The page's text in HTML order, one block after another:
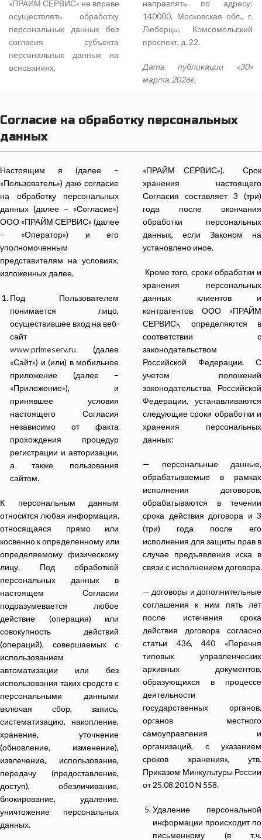
«ПРАЙМ СЕРВИС» не вправе
осуществлять обработку
персональных данных без
согласия субъекта
персональных данных на
основаниях,
направлять по адресу:
140000, Московская обл., г.
Люберцы, Комсомольский
проспект, д. 22.
Дата публикации «30»
марта 2026г.
Согласие на обработку персональных
данных
Настоящим я (далее –
«Пользователь») даю согласие
на обработку персональных
данных (далее – «Согласие»)
ООО «ПРАЙМ СЕРВИС» (далее
– «Оператор») и его
уполномоченным
представителям на условиях,
изложенных далее.
Под Пользователем
понимается лицо,
осуществившее вход на веб-
сайт
www.primeserv.ru (далее
«Сайт») и (или) в мобильное
приложение (далее –
«Приложение»), и
принявшее условия
настоящего Согласия
независимо от факта
прохождения процедур
регистрации и авторизации,
а также пользования
сайтом.
К персональным данным
относится любая информация,
относящаяся прямо или
косвенно к определенному или
определяемому физическому
лицу. Под обработкой
персональных данных в
настоящем Согласии
подразумевается любое
действие (операция) или
совокупность действий
(операций), совершаемых с
использованием
автоматизации или без
использования таких средств с
персональными данными
включая сбор, запись,
систематизацию, накопление,
хранение, уточнение
(обновление, изменение),
извлечение, использование,
передачу (предоставление,
доступ), обезличивание,
блокирование, удаление,
уничтожение персональных
данных.
«ПРАЙМ СЕРВИС»). Срок
хранения настоящего
Согласия составляет 3 (три)
года после окончания
обработки персональных
данных, если Законом на
установлено иное.
Кроме того, сроки обработки и
хранения персональных
данных клиентов и
контрагентов ООО «ПРАЙМ
СЕРВИС», определяются в
соответствии с
законодательством
Российской Федерации. С
учетом положений
законодательства Российской
Федерации, устанавливаются
следующие сроки обработки и
хранения персональных
данных:
— персональные данные,
обрабатываемые в рамках
исполнения договоров,
обрабатываются в течении
срока действия договора и 3
(три) года после его
исполнения для защиты прав в
случае предъявления иска в
связи с исполнением договора.
— договоры и дополнительные
соглашения к ним пять лет
после истечения срока
действия договора согласно
статьи 436, 440 «Перечня
типовых управленческих
архивных документов,
образующихся в процессе
деятельности
государственных органов,
органов местного
самоуправления и
организаций, с указанием
сроков хранения», утв.
Приказом Минкультуры России
от 25.08.2010 N 558.
Удаление персональной
информации происходит по
письменному (в т.ч.